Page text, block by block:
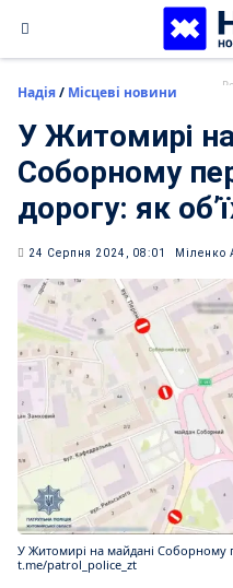
content
Надія/ Місцеві новини
У Житомирі
Соборному
дорогу: як
24 Серпня 2024, 08:01 Міленко
У Житомирі на майдані Соборному
t.me/patrol_police_zt